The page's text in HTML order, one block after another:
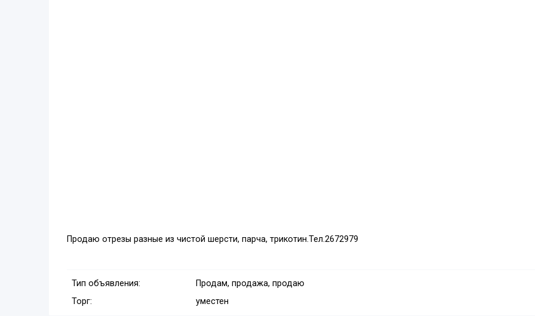
Продаю отрезы разные из чистой шерсти, парча, трикотин.Тел.2672979
Тип объявления:
Продам, продажа, продаю
Торг:
уместен